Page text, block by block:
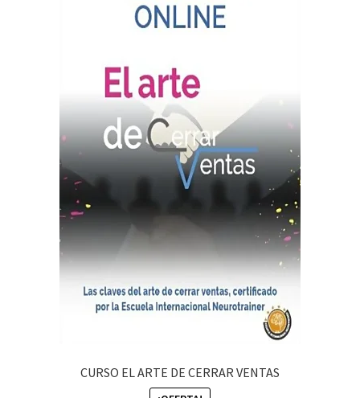
CURSO EL ARTE DE CERRAR VENTAS